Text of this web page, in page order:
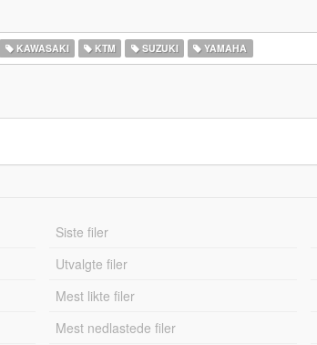
KAWASAKI KTM SUZUKI YAMAHA
Siste filer
Utvalgte filer
Mest likte filer
Mest nedlastede filer